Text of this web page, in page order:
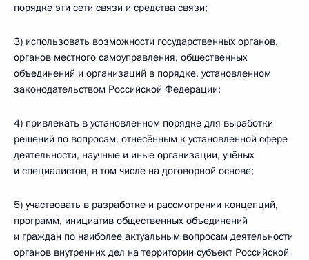
порядке эти сети связи и средства связи;
3) использовать возможности государственных органов,
органов местного самоуправления, общественных
объединений и организаций в порядке, установленном
законодательством Российской Федерации;
4) привлекать в установленном порядке для выработки
решений по вопросам, отнесённым к установленной сфере
деятельности, научные и иные организации, учёных
и специалистов, в том числе на договорной основе;
5) участвовать в разработке и рассмотрении концепций,
программ, инициатив общественных объединений
и граждан по наиболее актуальным вопросам деятельности
органов внутренних дел на территории субъект Российской